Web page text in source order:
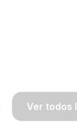
Ver todos